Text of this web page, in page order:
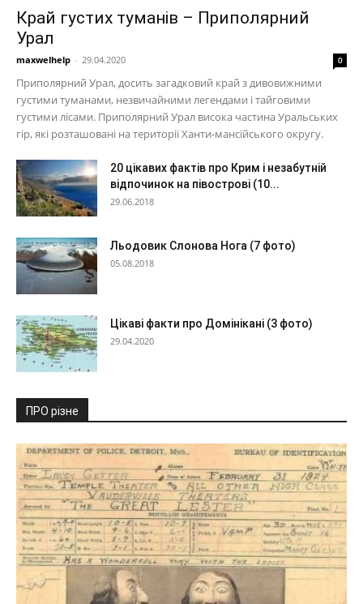
Край густих туманів – Приполярний
Урал
maxwelhelp - 29.04.2020 0
Приполярний Урал, досить загадковий край з дивовижними
густими туманами, незвичайними легендами і тайговими
густими лісами. Приполярний Урал висока частина Уральських
гір, які розташовані на території Ханти-мансійського округу.
20 цікавих фактів про Крим і незабутній
відпочинок на півострові (10...
29.06.2018
Льодовик Слонова Нога (7 фото)
05.08.2018
Цікаві факти про Домінікані (3 фото)
29.04.2020
ПРО різне